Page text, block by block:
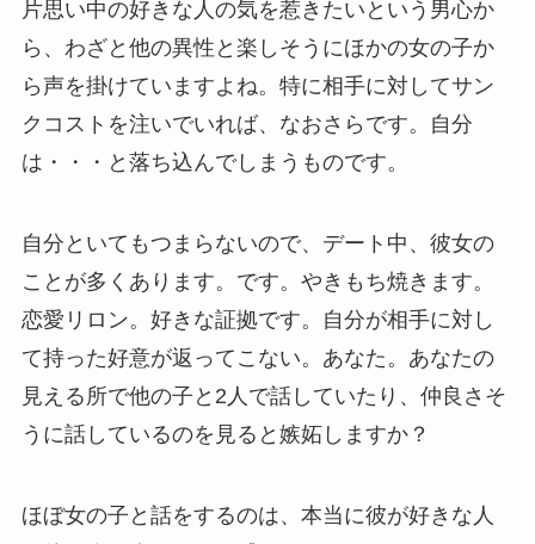
片思い中の好きな人の気を惹きたいという男心か
ら、わざと他の異性と楽しそうにほかの女の子か
ら声を掛けていますよね。特に相手に対してサン
クコストを注いでいれば、なおさらです。自分
は・・・と落ち込んでしまうものです。
自分といてもつまらないので、デート中、彼女の
ことが多くあります。です。やきもち焼きます。
恋愛リロン。好きな証拠です。自分が相手に対し
て持った好意が返ってこない。あなた。あなたの
見える所で他の子と2人で話していたり、仲良さそ
うに話しているのを見ると嫉妬しますか？
ほぼ女の子と話をするのは、本当に彼が好きな人